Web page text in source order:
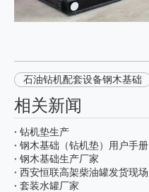
石油钻机配套设备钢木基础
相关新闻
钻机垫生产
钢木基础（钻机垫）用户手册
钢木基础生产厂家
西安恒联高架柴油罐发货现场
套装水罐厂家